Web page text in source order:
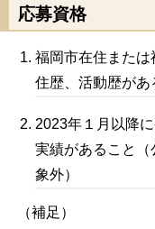
応募資格
福岡市在住また
住歴、活動歴があ
2023年１月以降
実績があること
象外）
（補足）